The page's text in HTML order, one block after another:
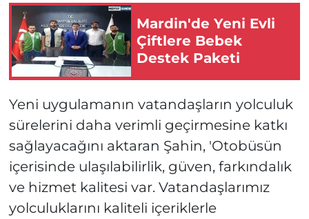
Mardin'de Yeni Evli
Çiftlere Bebek
Destek Paketi
Yeni uygulamanın vatandaşların yolculuk
sürelerini daha verimli geçirmesine katkı
sağlayacağını aktaran Şahin, 'Otobüsün
içerisinde ulaşılabilirlik, güven, farkındalık
ve hizmet kalitesi var. Vatandaşlarımız
yolculuklarını kaliteli içeriklerle